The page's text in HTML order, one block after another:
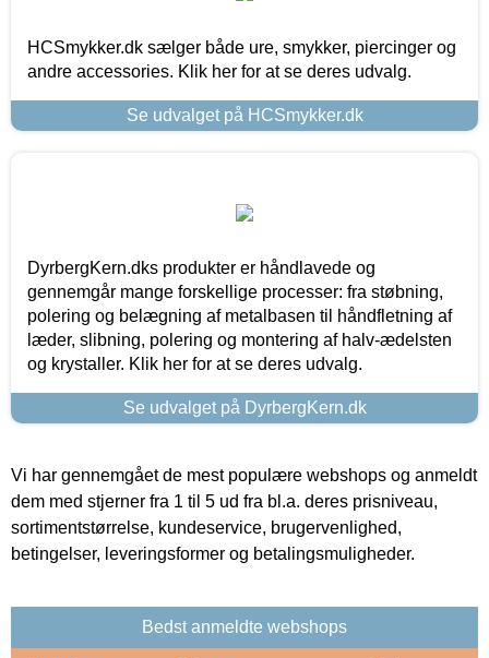
HCSmykker.dk sælger både ure, smykker, piercinger og
andre accessories. Klik her for at se deres udvalg.
Se udvalget på HCSmykker.dk
DyrbergKern.dks produkter er håndlavede og
gennemgår mange forskellige processer: fra støbning,
polering og belægning af metalbasen til håndfletning af
læder, slibning, polering og montering af halv-ædelsten
og krystaller. Klik her for at se deres udvalg.
Se udvalget på DyrbergKern.dk
Vi har gennemgået de mest populære webshops og anmeldt
dem med stjerner fra 1 til 5 ud fra bl.a. deres prisniveau,
sortimentstørrelse, kundeservice, brugervenlighed,
betingelser, leveringsformer og betalingsmuligheder.
Bedst anmeldte webshops